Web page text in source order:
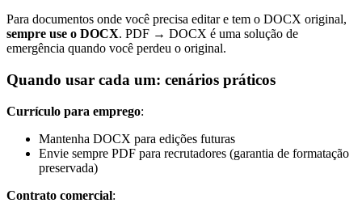
Para documentos onde você precisa editar e tem o DOCX original,
sempre use o DOCX. PDF → DOCX é uma solução de
emergência quando você perdeu o original.
Quando usar cada um: cenários práticos
Currículo para emprego:
Mantenha DOCX para edições futuras
Envie sempre PDF para recrutadores (garantia de formatação
preservada)
Contrato comercial: